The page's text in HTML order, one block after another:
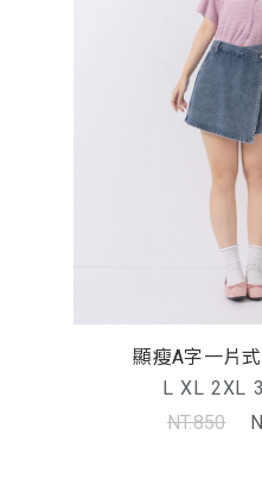
顯瘦A字一片
L XL 2XL
NT.850